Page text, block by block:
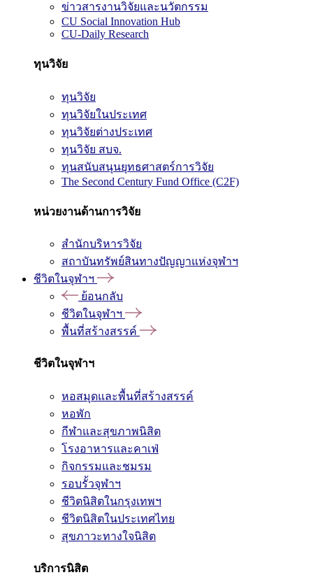
ข่าวสารงานวิจัยและนวัตกรรม
CU Social Innovation Hub
CU-Daily Research
ทุนวิจัย
ทุนวิจัย
ทุนวิจัยในประเทศ
ทุนวิจัยต่างประเทศ
ทุนวิจัย สบจ.
ทุนสนับสนุนยุทธศาสตร์การวิจัย
The Second Century Fund Office (C2F)
หน่วยงานด้านการวิจัย
สำนักบริหารวิจัย
สถาบันทรัพย์สินทางปัญญาแห่งจุฬาฯ
ชีวิตในจุฬาฯ
ย้อนกลับ
ชีวิตในจุฬาฯ
พื้นที่สร้างสรรค์
ชีวิตในจุฬาฯ
หอสมุดและพื้นที่สร้างสรรค์
หอพัก
กีฬาและสุขภาพนิสิต
โรงอาหารและคาเฟ่
กิจกรรมและชมรม
รอบรั้วจุฬาฯ
ชีวิตนิสิตในกรุงเทพฯ
ชีวิตนิสิตในประเทศไทย
สุขภาวะทางใจนิสิต
บริการนิสิต